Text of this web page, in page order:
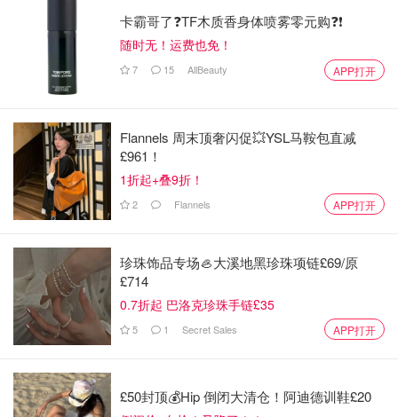
卡霸哥了❓TF木质香身体喷雾零元购❓❗
随时无！运费也免！
7 15 AllBeauty APP打开
Flannels 周末顶奢闪促💥YSL马鞍包直减
£961！
1折起+叠9折！
2 Flannels APP打开
珍珠饰品专场🦪大溪地黑珍珠项链£69/原
£714
0.7折起 巴洛克珍珠手链£35
5 1 Secret Sales APP打开
£50封顶💰Hip 倒闭大清仓！阿迪德训鞋£20